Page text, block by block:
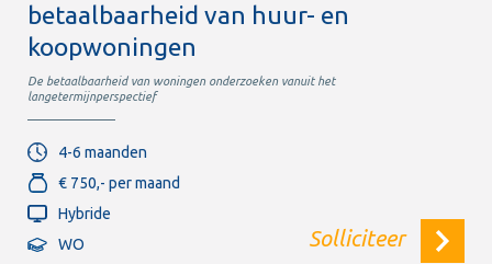
betaalbaarheid van huur- en
koopwoningen
De betaalbaarheid van woningen onderzoeken vanuit het
langetermijnperspectief
4-6 maanden
€ 750,- per maand
Hybride
WO
Solliciteer